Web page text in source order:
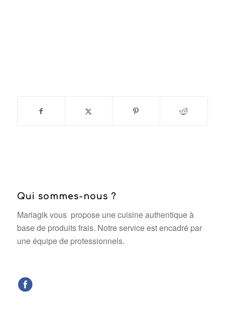
Qui sommes-nous ?
Mariagik vous propose une cuisine authentique à
base de produits frais. Notre service est encadré par
une équipe de professionnels.